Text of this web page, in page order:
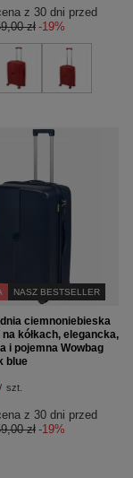
z 30 dni przed
zł -19%
NASZ BESTSELLER
ciemnoniebieska
kółkach, elegancka,
i pojemna Wowbag
blue
/ szt.
z 30 dni przed
zł -19%